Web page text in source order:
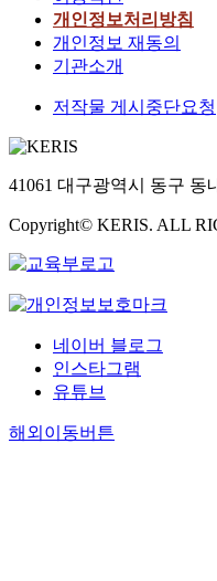
개인정보처리방침
개인정보 재동의
기관소개
저작물 게시중단요청
41061 대구광역시 동구 동
Copyright© KERIS. ALL
네이버 블로그
인스타그램
유튜브
해외이동버튼